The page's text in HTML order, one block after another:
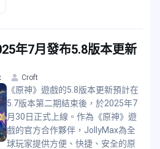
年7月發布5.8版本更新
Croft
《原神》遊戲的5.8版本更新預計在
5.7版本第二期結束後，於2025年7
月30日正式上線。作為《原神》遊
戲的官方合作夥伴，JollyMax為全
球玩家提供方便、快捷、安全的原